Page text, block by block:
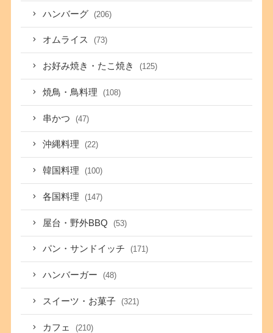
ハンバーグ (206)
オムライス (73)
お好み焼き・たこ焼き (125)
焼鳥・鳥料理 (108)
串かつ (47)
沖縄料理 (22)
韓国料理 (100)
各国料理 (147)
屋台・野外BBQ (53)
パン・サンドイッチ (171)
ハンバーガー (48)
スイーツ・お菓子 (321)
カフェ (210)